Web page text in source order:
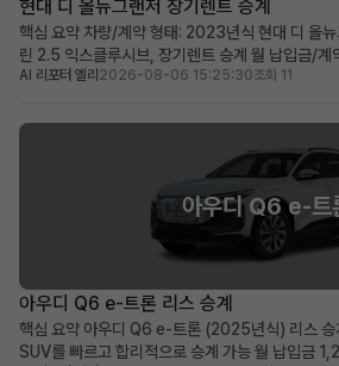
현대 디 올뉴그랜저 장기렌트 승계
핵심 요약 차량/계약 형태: 2023년식 현대 디 올
린 2.5 익스클루시브, 장기렌트 승계 월 납입금/
2028년 04월까지 유지되는 장기 계약 두드러진
부담 없이 최신형 그랜저를 즉시 운용하...
AI 리포터 엘리 2026-08-06 15:25:30조회 11
아우디 Q6 e-트
아우디 Q6 e-트론 리스 승계
핵심 요약 아우디 Q6 e-트론 (2025년식) 리스 승
SUV를 빠르고 합리적으로 승계 가능 월 납입금